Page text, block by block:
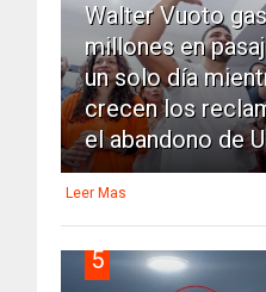
Walter Vuoto
millones en
un solo día
crecen los
el abandono de
Leer Mas
5